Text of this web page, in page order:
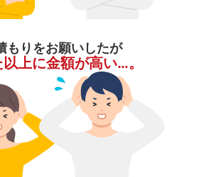
もりをお願いしたが
上に金額が高い…。